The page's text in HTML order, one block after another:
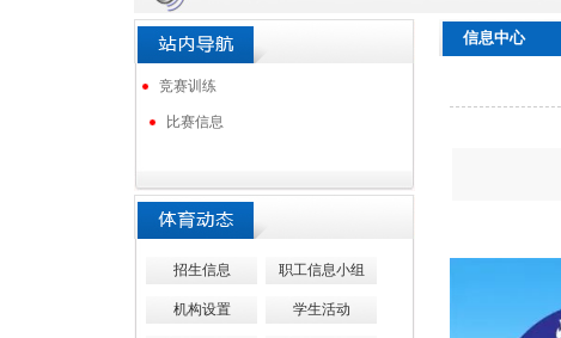
竞赛训练
比赛信息
招生信息 职工信息小组
机构设置 学生活动
信息中心